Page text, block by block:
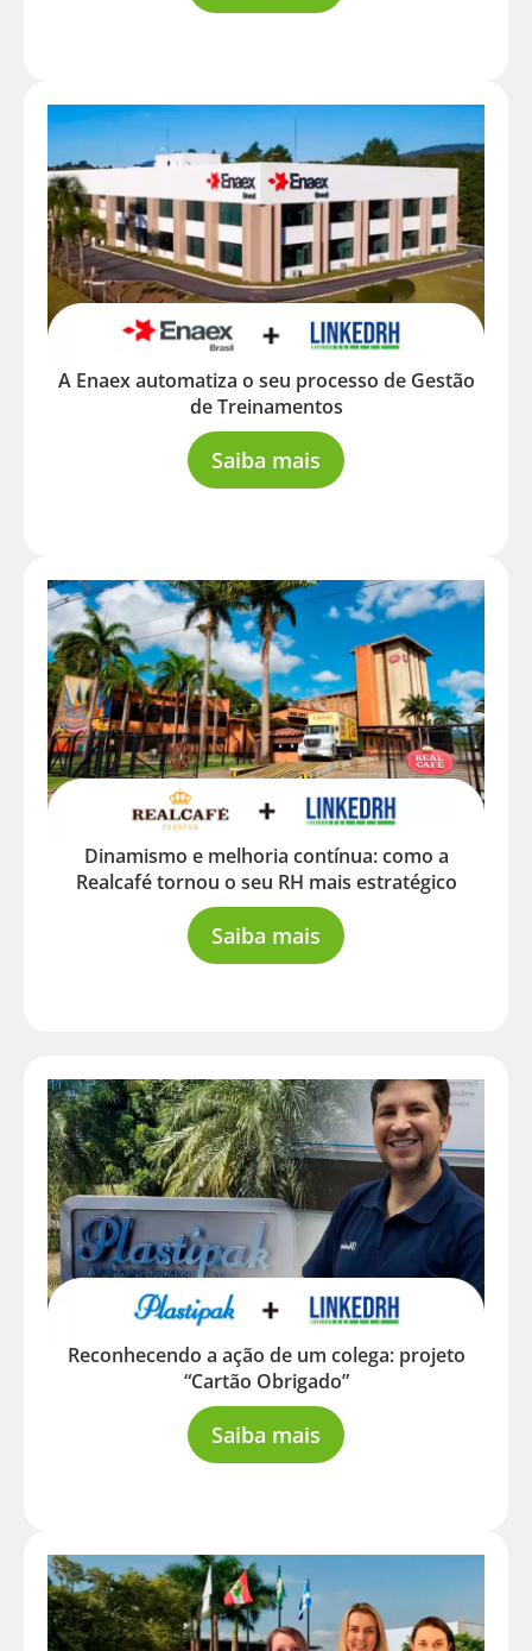
A Enaex automatiza o seu processo de Gestão
de Treinamentos
Saiba mais
Dinamismo e melhoria contínua: como a
Realcafé tornou o seu RH mais estratégico
Saiba mais
Reconhecendo a ação de um colega: projeto
“Cartão Obrigado”
Saiba mais